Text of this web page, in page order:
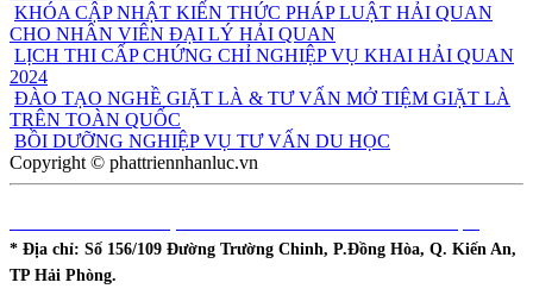
KHÓA CẬP NHẬT KIẾN THỨC PHÁP LUẬT HẢI QUAN
CHO NHÂN VIÊN ĐẠI LÝ HẢI QUAN
LỊCH THI CẤP CHỨNG CHỈ NGHIỆP VỤ KHAI HẢI QUAN
2024
ĐÀO TẠO NGHỀ GIẶT LÀ & TƯ VẤN MỞ TIỆM GIẶT LÀ
TRÊN TOÀN QUỐC
BỒI DƯỠNG NGHIỆP VỤ TƯ VẤN DU HỌC
Copyright © phattriennhanluc.vn
* Địa chỉ: Số 156/109 Đường Trường Chinh, P.Đồng Hòa, Q. Kiến An,
TP Hải Phòng.